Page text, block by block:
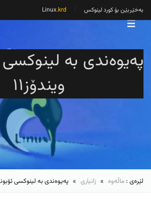
بەخێربێن بۆ کورد لینوکس .krd
☰
پەیوەندی بە لینوکسی
ویندۆز١١
لێرەی : ماڵەوە » زانیاری » پەیوەندی بە لینوکسی